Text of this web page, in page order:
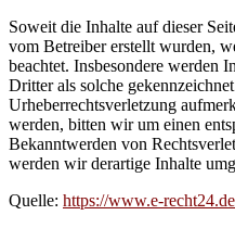
Soweit die Inhalte auf dieser
vom Betreiber erstellt wurden,
beachtet. Insbesondere werden
Dritter als solche
Urheberrechtsverletzung
werden, bitten wir um einen
Bekanntwerden von
werden wir derartige Inhalte
Quelle: https://www.e-